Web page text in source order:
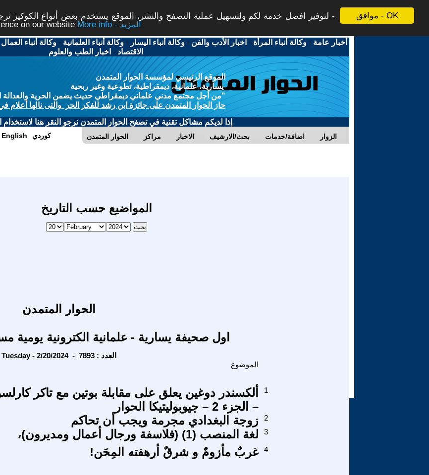
موافق - OK
لتوفير افضل خدمة لكم ولتسهيل عملية التصفح والنشر، الموقع يستخدم بعض أنواع الكوكيز
on our website
More info - المزيد
أخبار عامة -وكالة أنباء المرأة - اخبار الأدب والفن -وكالة أنباء اليسار -وكالة أنباء العلمانية -وكالة أنباء العمال
الاقتصاد - اخبار الطب والعلوم
الموقع الرئيسي لمؤسسة الحوار المتمدن
يسارية، علمانية، ديمقراطية، تطوعية وغير ربحية
"من أجل مجتمع مدني علماني ديمقراطي حديث يضمن الحرية والعدالة
حاز الحوار المتمدن على جائزة ابن رشد للفكر الحر والتى نالها أعلام
إذا لديكم مشاكل تقنية في تصفح الحوار المتمدن نرجو النقر هنا لاستخدام
الحوار المتمدن مراكز الاخبار بحث/الارشيف اضافة/خدمات الزوار English كوردي
المواضيع حسب التاريخ
الحوار المتمدن
اول صحيفة يسارية - علمانية الكترونية يومية
Tuesday - 2/20/2024 - العدد : 7893
الموضوع
ألكسندر دوغين يعلق على مقابلة بوتين مع تاكر
– الجزء 2 – جيوبوليتيكا الحوار
1
زوجة البغدادي مجرمة ويجب أن تحاكم
2
لغة المنصب (1) (فلاسفة ورجال أعمال ومديرون)، 3
غربٌ مأزومٌ و شرقٌ أرهفته المِحَن! 4